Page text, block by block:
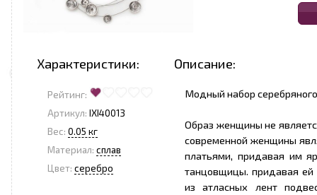
Характеристики: Описание:
Рейтинг:
Артикул: IXI40013
Вес: 0.05 кг
Материал: сплав
Цвет: серебро
Модный набор
Образ женщины не
современной женщины
платьями, придавая им
танцовщицы. придавая
из атласных лент